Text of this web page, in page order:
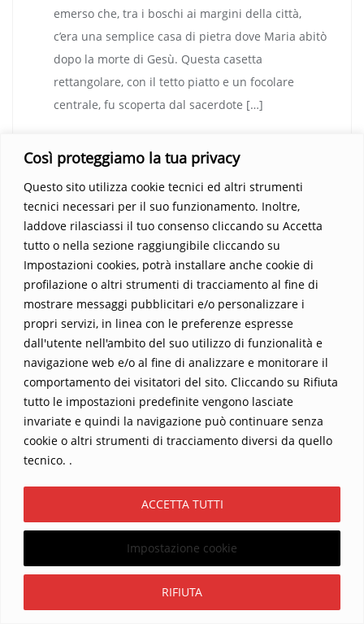
Così proteggiamo la tua privacy
Questo sito utilizza cookie tecnici ed altri strumenti
tecnici necessari per il suo funzionamento. Inoltre,
laddove rilasciassi il tuo consenso cliccando su Accetta
tutto o nella sezione raggiungibile cliccando su
Impostazioni cookies, potrà installare anche cookie di
profilazione o altri strumenti di tracciamento al fine di
mostrare messaggi pubblicitari e/o personalizzare i
propri servizi, in linea con le preferenze espresse
dall'utente nell'ambito del suo utilizzo di funzionalità e
navigazione web e/o al fine di analizzare e monitorare il
comportamento dei visitatori del sito. Cliccando su Rifiuta
tutto le impostazioni predefinite vengono lasciate
invariate e quindi la navigazione può continuare senza
cookie o altri strumenti di tracciamento diversi da quello
tecnico. .
Impostazione cookie
RIFIUTA
ACCETTA TUTTI
emerso che, tra i boschi ai margini della città,
c’era una semplice casa di pietra dove Maria abitò
dopo la morte di Gesù. Questa casetta
rettangolare, con il tetto piatto e un focolare
centrale, fu scoperta dal sacerdote […]
28 maggio 1898. Una data destinata a segnare la
storia: quel giorno, un fotografo dilettante di
nome Secondo Pia immortalò per la prima volta il
Volto di Cristo. E come spesso accade nelle grandi
scoperte, tutto iniziò quasi per caso. Pia aveva
ricevuto il permesso di fotografare la Sindone di
Torino, che porta impressa la debole immagine di
un Uomo, […]
L’uomo che fece la Comunione sulla Luna
Il 20 luglio 1969, alle 20:17:40 UTC, l’umanità
intera visse un momento che sarebbe rimasto
impresso per sempre nella storia: il modulo
lunare Apollo 11 toccava la superficie della Luna.
nuova pagina nel libro delle imprese umane: Neil
Armstrong e Buzz Aldrin. Nel frattempo, Michael
Collins, il terzo membro dell’equipaggio, vegliava
dall’alto, […]